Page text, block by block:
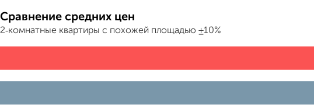
Сравнение средних цен
2‑комнатные квартиры с похожей площадью ±10%